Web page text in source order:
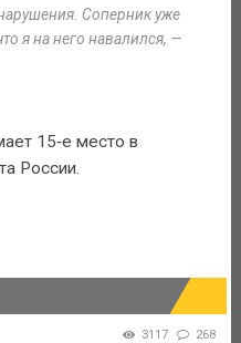
Соперник уже
я на него навалился, —
15‑е место в
России.
3117 268